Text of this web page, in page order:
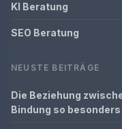
KI Beratung
SEO Beratung
NEUSTE BEITRÄGE
Die Beziehung
Bindung so